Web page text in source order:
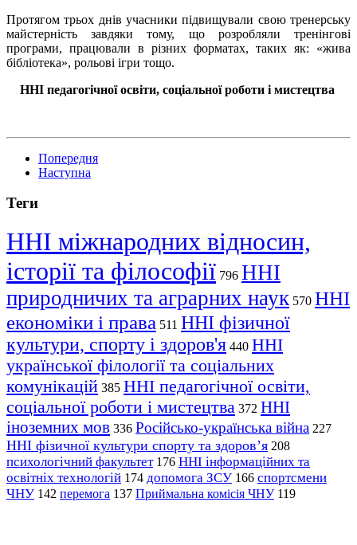
Протягом трьох днів учасники підвищували свою тренерську
майстерність завдяки тому, що розробляли тренінгові
програми, працювали в різних форматах, таких як: «жива
бібліотека», рольові ігри тощо.
ННІ педагогічної освіти, соціальної роботи і мистецтва
Попередня
Наступна
Теги
ННІ міжнародних відносин,
історії та філософії 796 ННІ
природничих та аграрних наук 570 ННІ
економіки і права 511 ННІ фізичної
культури, спорту і здоров'я 440 ННІ
української філології та соціальних
комунікацій 385 ННІ педагогічної освіти,
соціальної роботи і мистецтва 372 ННІ
іноземних мов 336 Російсько-українська війна 227
ННІ фізичної культури спорту та здоров’я 208
психологічний факультет 176 ННІ інформаційних та
освітніх технологій 174 допомога ЗСУ 166 спортсмени
ЧНУ 142 перемога 137 Приймальна комісія ЧНУ 119